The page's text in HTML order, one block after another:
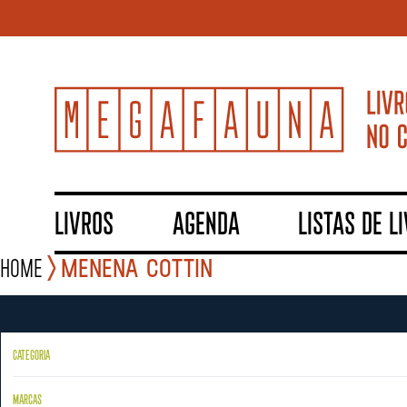
LIVROS AGENDA LISTAS DE
Home Menena Cottin
CATEGORIA
MARCAS